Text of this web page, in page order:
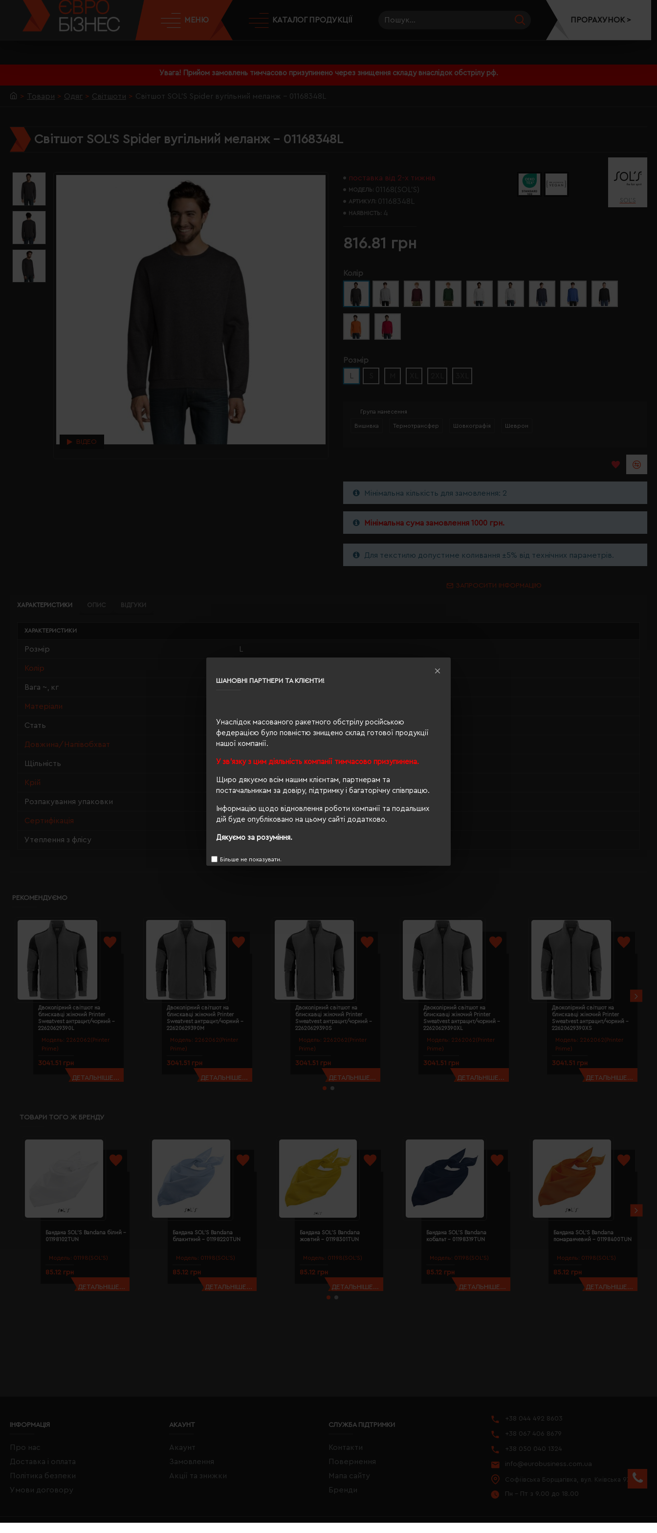
ШАНОВНІ ПАРТНЕРИ ТА КЛІЄНТИ!
Унаслідок масованого ракетного обстрілу російською
федерацією було повністю знищено склад готової продукції
нашої компанії.
У зв'язку з цим діяльність компанії тимчасово призупинена.
Щиро дякуємо всім нашим клієнтам, партнерам та
постачальникам за довіру, підтримку і багаторічну співпрацю.
Інформацію щодо відновлення роботи компанії та подальших
дій буде опубліковано на цьому сайті додатково.
Дякуємо за розуміння.
Більше не показувати.
Увага! Прийом замовлень тимчасово призупинено через знищення складу внаслідок обстрілу рф.
МЕНЮ КАТАЛОГ ПРОДУКЦІЇ ПРОРАХУНОК >
Товари Одяг Світшоти Світшот SOL'S Spider вугільний меланж - 01168348L
Світшот SOL'S Spider вугільний меланж - 01168348L
ВІДЕО
поставка від 2-х тижнів
МОДЕЛЬ: 01168(SOL’S)
АРТИКУЛ: 01168348L
НАЯВНІСТЬ: 4
SOL’S
816.81 грн
Колір
Розмір
Група нанесення
Вишивка Термотрансфер Шовкографія Шеврон
Мінімальна кількість для замовлення: 2
Мінімальна сума замовлення 1000 грн.
Для текстилю допустиме коливання ±5% від технічних параметрів.
ЗАПРОСИТИ ІНФОРМАЦІЮ
ХАРАКТЕРИСТИКИ ОПИС ВІДГУКИ
ХАРАКТЕРИСТИКИ
Розмір
Колір
Вага ~, кг
Матеріали
Стать унісекс
Довжина/Напівобхват 69/57
Щільність 260 г/м²
Крій прямий
Розпакування упаковки
Сертифікація OEKO-TEX® Standard 100, PETA-Approved Vegan
Утеплення з флісу так
РЕКОМЕНДУЄМО
Модель: 2262062(Printer
Prime)
Двоколірний світшот на
блискавці жіночий Printer
Sweatvest антрацит/чорний -
22620629390L
3041.51 грн
ДЕТАЛЬНІШЕ...
Модель: 2262062(Printer
Prime)
Двоколірний світшот на
блискавці жіночий Printer
Sweatvest антрацит/чорний -
22620629390M
3041.51 грн
ДЕТАЛЬНІШЕ...
Модель: 2262062(Printer
Prime)
Двоколірний світшот на
блискавці жіночий Printer
Sweatvest антрацит/чорний -
22620629390S
3041.51 грн
ДЕТАЛЬНІШЕ...
Модель: 2262062(Printer
Prime)
Двоколірний світшот на
блискавці жіночий Printer
Sweatvest антрацит/чорний -
22620629390XL
3041.51 грн
ДЕТАЛЬНІШЕ...
Модель: 2262062(Printer
Prime)
Двоколірний світшот на
блискавці жіночий Printer
Sweatvest антрацит/чорний -
22620629390XS
3041.51 грн
ДЕТАЛЬНІШЕ...
ТОВАРИ ТОГО Ж БРЕНДУ
Модель: 01198(SOL’S)
Бандана SOL'S Bandana білий -
01198102TUN
85.12 грн
ДЕТАЛЬНІШЕ...
Модель: 01198(SOL’S)
Бандана SOL'S Bandana
блакитний - 01198220TUN
85.12 грн
ДЕТАЛЬНІШЕ...
Модель: 01198(SOL’S)
Бандана SOL'S Bandana
жовтий - 01198301TUN
85.12 грн
ДЕТАЛЬНІШЕ...
Модель: 01198(SOL’S)
Бандана SOL'S Bandana
кобальт - 01198319TUN
85.12 грн
ДЕТАЛЬНІШЕ...
Модель: 01198(SOL’S)
Бандана SOL'S Bandana
помаранчевий - 01198400TUN
85.12 грн
ДЕТАЛЬНІШЕ...
ІНФОРМАЦІЯ
Про нас
Доставка і оплата
Політика безпеки
Умови договору
АКАУНТ
Акаунт
Замовлення
Акції та знижки
СЛУЖБА ПІДТРИМКИ
Контакти
Повернення
Мапа сайту
Бренди
+38 044 492 8603
+38 067 406 8679
+38 050 040 1324
info@eurobusiness.com.ua
Софіївська Борщагівка, вул. Київська 97
Пн - Пт з 9.00 до 18.00